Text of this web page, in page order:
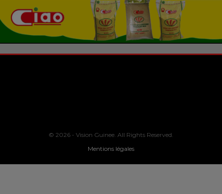
© 2026 - Vision Guinee. All Rights Reserved.
Mentions légales